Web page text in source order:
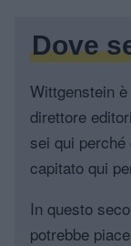
Dove
Wittgenstein
direttore
sei qui
capitato qui
In questo
potrebbe